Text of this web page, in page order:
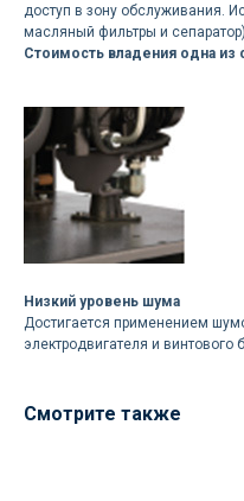
доступ в зону обслуживания.
масляный фильтры и
Стоимость владения одна из
Низкий уровень шума
Достигается применением
электродвигателя и винтового
Смотрите также
Ваше имя
+7
соглашаетесьс политикой
конфиденциальности